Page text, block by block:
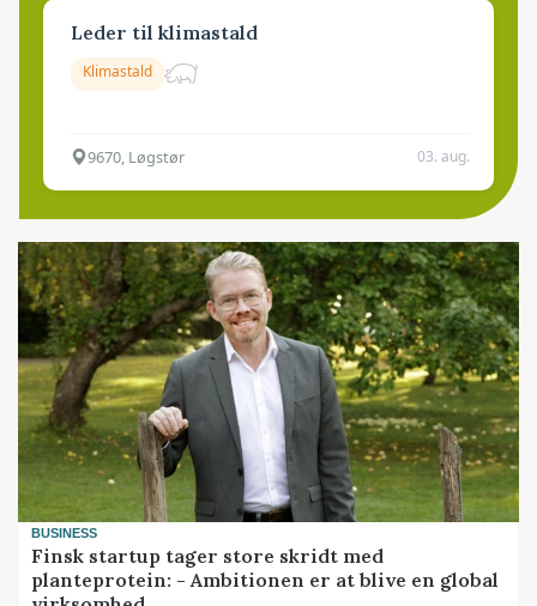
Leder til klimastald
Klimastald
9670, Løgstør 03. aug.
BUSINESS
Finsk startup tager store skridt med
planteprotein: - Ambitionen er at blive en global